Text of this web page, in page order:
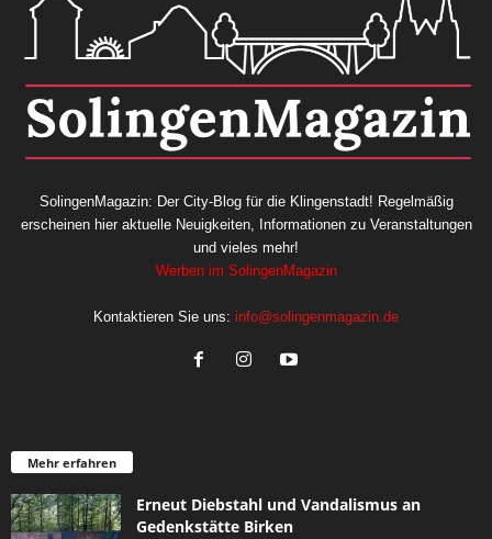
SolingenMagazin: Der City-Blog für die Klingenstadt! Regelmäßig
erscheinen hier aktuelle Neuigkeiten, Informationen zu Veranstaltungen
und vieles mehr!
Werben im SolingenMagazin
Kontaktieren Sie uns: info@solingenmagazin.de
Mehr erfahren
Erneut Diebstahl und Vandalismus an
Gedenkstätte Birken